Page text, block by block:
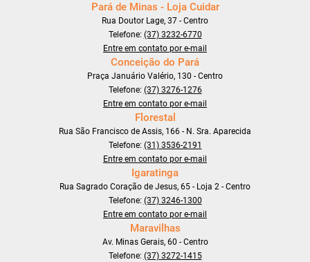
Pará de Minas - Loja Cuidar
Rua Doutor Lage, 37 - Centro
Telefone: (37) 3232-6770
Entre em contato por e-mail
Conceição do Pará
Praça Januário Valério, 130 - Centro
Telefone: (37) 3276-1276
Entre em contato por e-mail
Florestal
Rua São Francisco de Assis, 166 - N. Sra. Aparecida
Telefone: (31) 3536-2191
Entre em contato por e-mail
Igaratinga
Rua Sagrado Coração de Jesus, 65 - Loja 2 - Centro
Telefone: (37) 3246-1300
Entre em contato por e-mail
Maravilhas
Av. Minas Gerais, 60 - Centro
Telefone: (37) 3272-1415